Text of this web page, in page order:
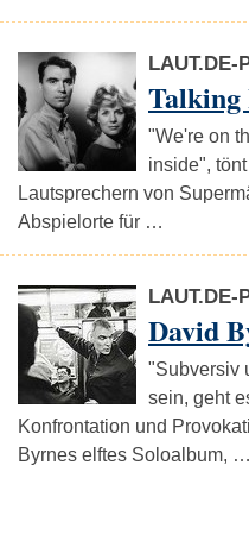
LAUT.DE-
Talking
"We're on
inside",
Lautsprechern von
Abspielorte für …
LAUT.DE-
David
"Subversiv
sein, geht
Konfrontation und
Byrnes elftes Soloalbum, …